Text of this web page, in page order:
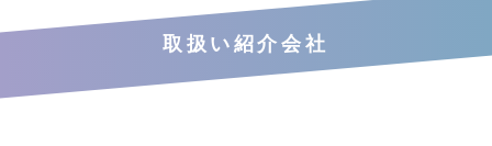
取扱い紹介会社